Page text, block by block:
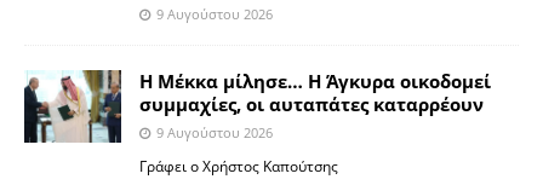
9 Αυγούστου 2026
Η Μέκκα μίλησε… Η Άγκυρα οικοδομεί
συμμαχίες, οι αυταπάτες καταρρέουν
9 Αυγούστου 2026
Γράφει ο Χρήστος Καπούτσης